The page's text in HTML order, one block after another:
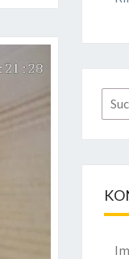
nach: